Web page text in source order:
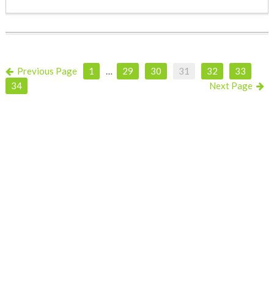
Previous Page 1 … 29 30 31 32
33
34
Next Page